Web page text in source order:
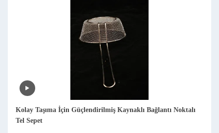
Özel Boyutlu Hasır Sepet Uzun Hizmet Ömrü